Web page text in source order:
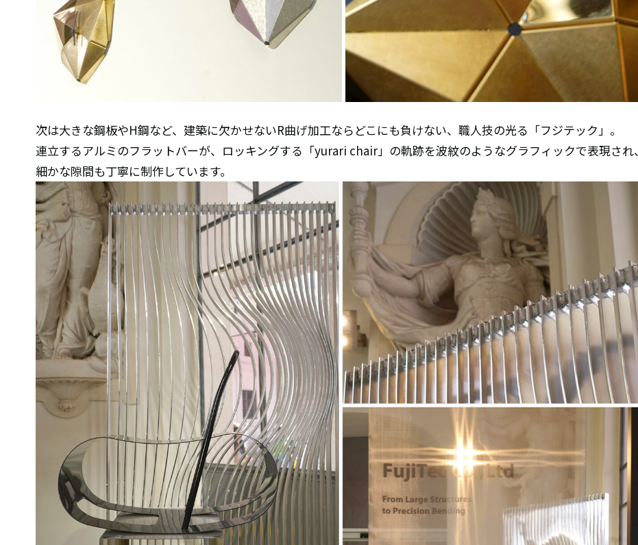
次は大きな鋼板やH鋼など、建築に欠かせないR曲げ加工ならどこにも負けない、職人技の光る「フジテック」。
連立するアルミのフラットバーが、ロッキングする「yurari chair」の軌跡を波紋のようなグラフィックで表現され、
細かな隙間も丁寧に制作しています。